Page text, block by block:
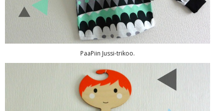
PaaPiin Jussi-trikoo.